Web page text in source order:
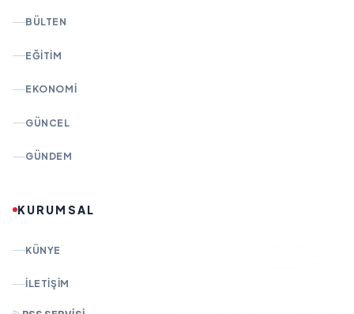
BÜLTEN
EĞITIM
EKONOMI
GÜNCEL
GÜNDEM
KURUMSAL
KÜNYE
İLETIŞIM